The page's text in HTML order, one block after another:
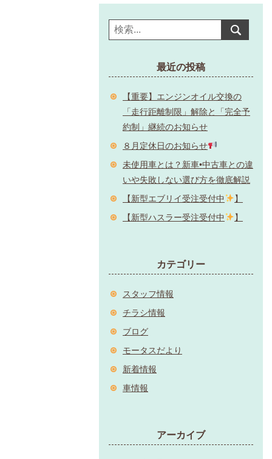
最近の投稿
【重要】エンジンオイル交換の
「走行距離制限」解除と「完全予
約制」継続のお知らせ
８月定休日のお知らせ
未使用車とは？新車•中古車との違
いや失敗しない選び方を徹底解説
【新型エブリイ受注受付中
】
【新型ハスラー受注受付中
】
カテゴリー
スタッフ情報
チラシ情報
ブログ
モータスだより
新着情報
車情報
アーカイブ